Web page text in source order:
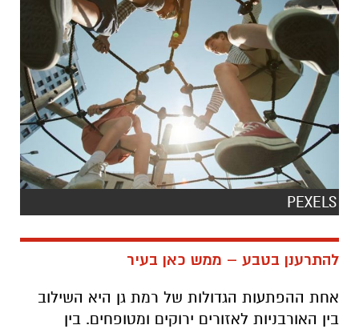
PEXELS
להתרענן בטבע – ממש כאן בעיר
אחת ההפתעות הגדולות של רמת גן היא השילוב
בין האורבניות לאזורים ירוקים ומטופחים. בין